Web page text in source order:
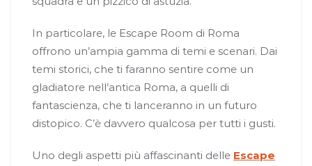
In particolare, le Escape Room di Roma
offrono un’ampia gamma di temi e scenari. Dai
temi storici, che ti faranno sentire come un
gladiatore nell’antica Roma, a quelli di
fantascienza, che ti lanceranno in un futuro
distopico. C’è davvero qualcosa per tutti i gusti.
Uno degli aspetti più affascinanti delle Escape